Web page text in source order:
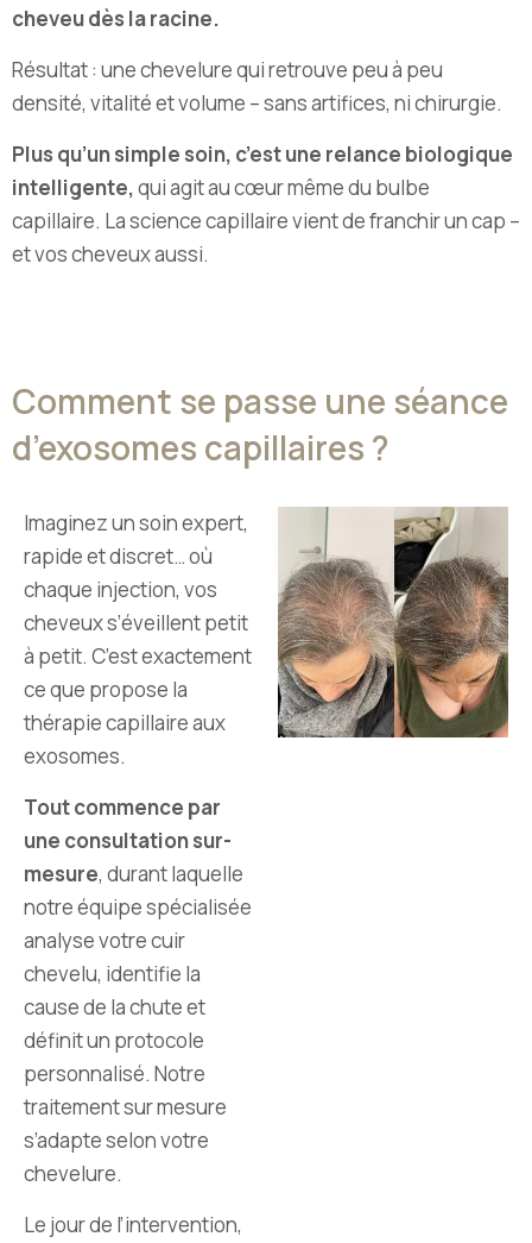
cheveu dès la racine.
Résultat : une chevelure qui retrouve peu à peu
densité, vitalité et volume – sans artifices, ni chirurgie.
Plus qu’un simple soin, c’est une relance biologique
intelligente,qui agit au cœur même du bulbe
capillaire. La science capillaire vient de franchir un cap –
et vos cheveux aussi.
Comment se passe une séance
d’exosomes capillaires ?
Imaginez un soin expert,
rapide et discret… où
chaque injection, vos
cheveux s’éveillent petit
à petit. C’est exactement
ce que propose la
thérapie capillaire aux
exosomes.
Tout commence par
une consultation sur-
mesure, durant laquelle
notre équipe spécialisée
analyse votre cuir
chevelu, identifie la
cause de la chute et
définit un protocole
personnalisé. Notre
traitement sur mesure
s’adapte selon votre
chevelure.
Le jour de l’intervention,